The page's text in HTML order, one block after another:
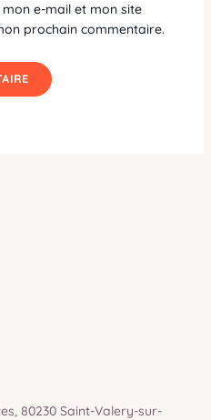
e-mail et mon site
prochain commentaire.
80230 Saint-Valery-sur-